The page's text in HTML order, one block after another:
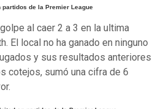
de la Premier League
al caer 2 a 3 en la ultima
El local no ha ganado en ninguno
y sus resultados anteriores
cotejos, sumó una cifra de 6